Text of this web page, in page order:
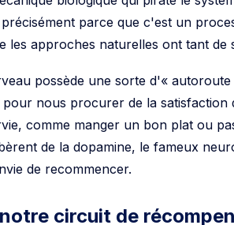
précisément parce que c'est un
les approches naturelles ont tant de
pour nous procurer de la satisfaction
comme manger un bon plat ou
de la dopamine, le fameux
de recommencer.
circuit de